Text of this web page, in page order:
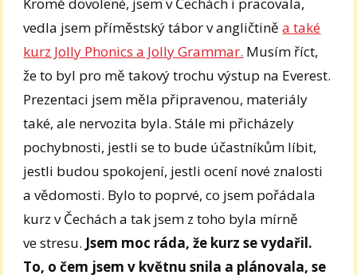
vedla jsem příměstský tábor v angličtiněa také
kurz Jolly Phonics a Jolly Grammar. Musím říct,
že to byl pro mě takový trochu výstup na Everest.
Prezentaci jsem měla připravenou, materiály
také, ale nervozita byla. Stále mi přicházely
pochybnosti, jestli se to bude účastníkům líbit,
jestli budou spokojení, jestli ocení nové znalosti
a vědomosti. Bylo to poprvé, co jsem pořádala
kurz v Čechách a tak jsem z toho byla mírně
ve stresu. Jsem moc ráda, že kurz se vydařil.
To, o čem jsem v květnu snila a plánovala, se